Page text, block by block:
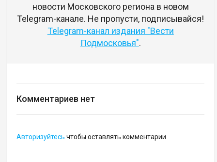
новости Московского региона в новом
Telegram-канале. Не пропусти, подписывайся!
Telegram-канал издания "Вести
Подмосковья".
Комментариев нет
Авторизуйтесь чтобы оставлять комментарии